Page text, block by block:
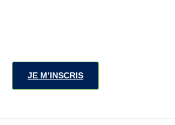
JE M’INSCRIS